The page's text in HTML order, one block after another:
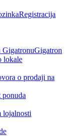
Registracija
GigatronuGigatron
lokale
o prodaji na
ponuda
lojalnosti